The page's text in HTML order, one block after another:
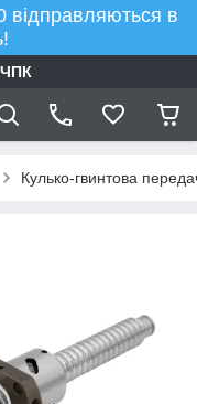
відправляються в
Кулько-гвинтова